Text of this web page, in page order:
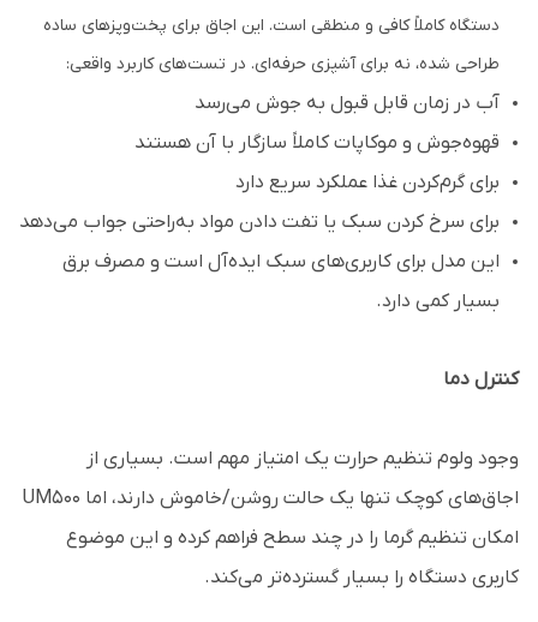
دستگاه کاملاً کافی و منطقی است. این اجاق برای پخت‌وپزهای ساده
طراحی شده، نه برای آشپزی حرفه‌ای. در تست‌های کاربرد واقعی:
آب در زمان قابل قبول به جوش می‌رسد
قهوه‌جوش و موکاپات کاملاً سازگار با آن هستند
برای گرم‌کردن غذا عملکرد سریع دارد
برای سرخ کردن سبک یا تفت دادن مواد به‌راحتی جواب می‌دهد
این مدل برای کاربری‌های سبک ایده‌آل است و مصرف برق
بسیار کمی دارد.
کنترل دما
وجود ولوم تنظیم حرارت یک امتیاز مهم است. بسیاری از
اجاق‌های کوچک تنها یک حالت روشن/خاموش دارند، اما UM500
امکان تنظیم گرما را در چند سطح فراهم کرده و این موضوع
کاربری دستگاه را بسیار گسترده‌تر می‌کند.